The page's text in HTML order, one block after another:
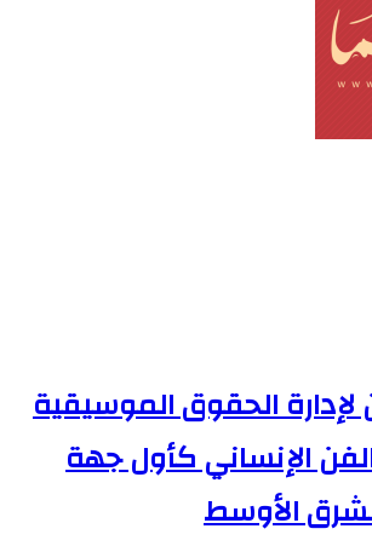
الحقوق الموسيقية
الإنساني كأول جهة
الأوسط